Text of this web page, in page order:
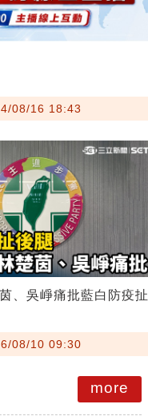
08/16 18:43
、吳崢痛批藍白防疫扯
08/10 09:30
more